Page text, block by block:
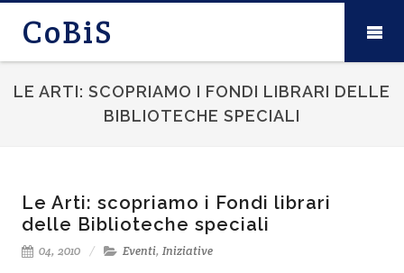
CoBiS
LE ARTI: SCOPRIAMO I FONDI LIBRARI DELLE
BIBLIOTECHE SPECIALI
Le Arti: scopriamo i Fondi librari
delle Biblioteche speciali
04, 2010 Eventi, Iniziative